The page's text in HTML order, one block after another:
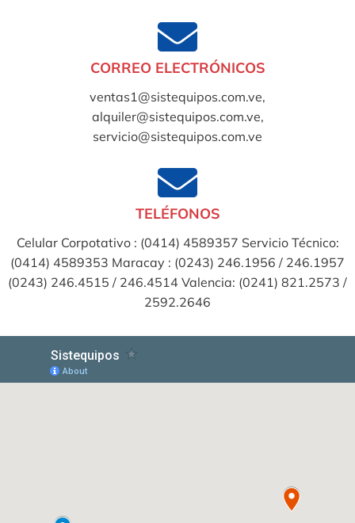
CORREO ELECTRÓNICOS
ventas1@sistequipos.com.ve,
alquiler@sistequipos.com.ve,
servicio@sistequipos.com.ve
TELÉFONOS
Celular Corpotativo : (0414) 4589357 Servicio Técnico:
(0414) 4589353 Maracay : (0243) 246.1956 / 246.1957
(0243) 246.4515 / 246.4514 Valencia: (0241) 821.2573 /
2592.2646